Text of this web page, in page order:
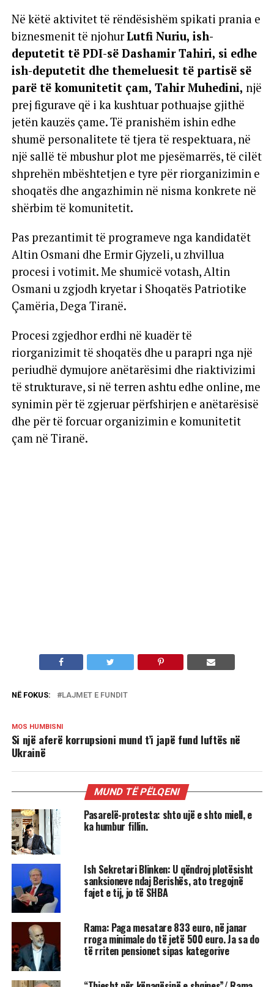
Në këtë aktivitet të rëndësishëm spikati prania e
biznesmenit të njohurLutfi Nuriu, ish-
deputetit të PDI-së Dashamir Tahiri, si edhe
ish-deputetit dhe themeluesit të partisë së
parë të komunitetit çam, Tahir Muhedini, një
prej figurave që i ka kushtuar pothuajse gjithë
jetën kauzës çame. Të pranishëm ishin edhe
shumë personalitete të tjera të respektuara, në
një sallë të mbushur plot me pjesëmarrës, të cilët
shprehën mbështetjen e tyre për riorganizimin e
shoqatës dhe angazhimin në nisma konkrete në
shërbim të komunitetit.
Pas prezantimit të programeve nga kandidatët
Altin Osmani dhe Ermir Gjyzeli, u zhvillua
procesi i votimit. Me shumicë votash, Altin
Osmani u zgjodh kryetar i Shoqatës Patriotike
Çamëria, Dega Tiranë.
Procesi zgjedhor erdhi në kuadër të
riorganizimit të shoqatës dhe u parapri nga një
periudhë dymujore anëtarësimi dhe riaktivizimi
të strukturave, si në terren ashtu edhe online, me
synimin për të zgjeruar përfshirjen e anëtarësisë
dhe për të forcuar organizimin e komunitetit
çam në Tiranë.
NË FOKUS: LAJMET E FUNDIT
MOS HUMBISNI
Si një aferë korrupsioni mund t’i japë fund luftës në
Ukrainë
MUND TË PËLQENI
Pasarelë-protesta: shto ujë e shto miell, e
ka humbur fillin.
Ish Sekretari Blinken: U qëndroj plotësisht
sanksioneve ndaj Berishës, ato tregojnë
fajet e tij, jo të SHBA
Rama: Paga mesatare 833 euro, në janar
rroga minimale do të jetë 500 euro. Ja sa do
të rriten pensionet sipas kategorive